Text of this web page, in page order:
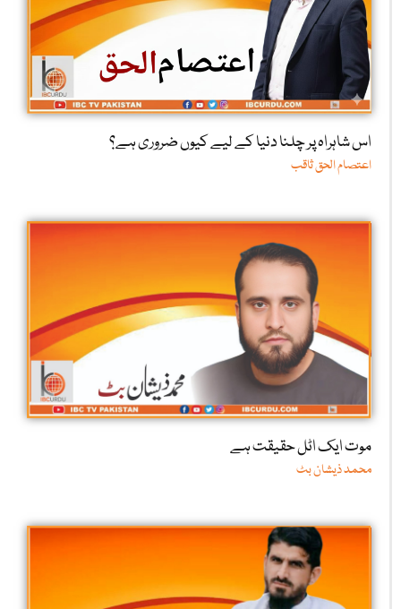
اس شاہراہ پر چلنا دنیا کے لیے کیوں ضروری ہے؟
اعتصام الحق ثاقب
موت ایک اٹل حقیقت ہے
محمد ذیشان بٹ